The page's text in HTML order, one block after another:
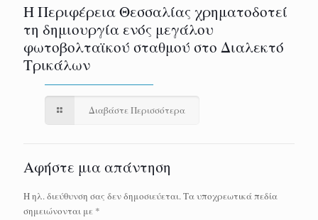
H Περιφέρεια Θεσσαλίας χρηματοδοτεί
τη δημιουργία ενός μεγάλου
φωτοβολταϊκού σταθμού στο Διαλεκτό
Τρικάλων
Διαβάστε Περισσότερα
Αφήστε μια απάντηση
Η ηλ. διεύθυνση σας δεν δημοσιεύεται.Τα υποχρεωτικά πεδία
σημειώνονται με *